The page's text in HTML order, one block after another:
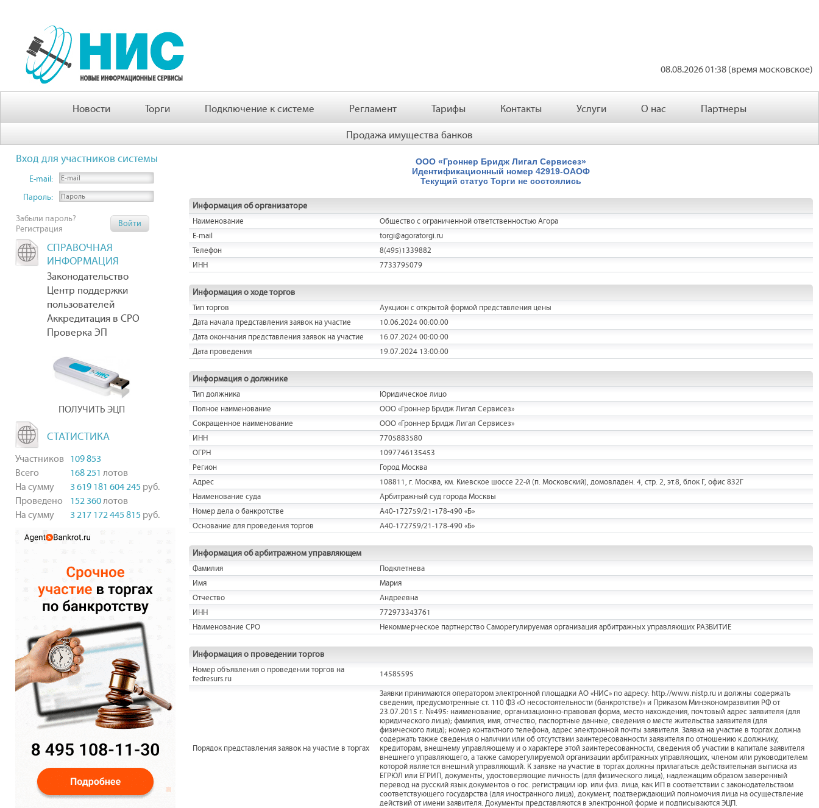
08.08.2026 01:38 (время московское)
Новости Торги Подключение к системе Регламент Тарифы Контакты Услуги О нас Партнеры
Продажа имущества банков
Вход для участников системы
E-mail:
Пароль:
Забыли пароль?
Регистрация
СПРАВОЧНАЯ
ИНФОРМАЦИЯ
Законодательство
Центр поддержки
пользователей
Аккредитация в СРО
Проверка ЭП
ПОЛУЧИТЬ ЭЦП
СТАТИСТИКА
Участников 109 853
Всего
168 251 лотов
На сумму
3 619 181 604 245 руб.
Проведено
152 360лотов
На сумму
3 217 172 445 815 руб.
ООО «Гроннер Бридж Лигал Сервисез»
Идентификационный номер 42919-ОАОФ
Текущий статус Торги не состоялись
Информация об организаторе
Наименование
Общество с ограниченной ответственностью Агора
E-mail
torgi@agoratorgi.ru
Телефон
8(495)1339882
ИНН
7733795079
Информация о ходе торгов
Тип торгов
Аукцион с открытой формой представления цены
Дата начала представления заявок на участие
10.06.2024 00:00:00
Дата окончания представления заявок на участие
16.07.2024 00:00:00
Дата проведения
19.07.2024 13:00:00
Информация о должнике
Тип должника
Юридическое лицо
Полное наименование
ООО «Гроннер Бридж Лигал Сервисез»
Сокращенное наименование
ООО «Гроннер Бридж Лигал Сервисез»
ИНН
7705883580
ОГРН
1097746135453
Регион
Город Москва
Адрес
108811, г. Москва, км. Киевское шоссе 22-й (п. Московский), домовладен. 4, стр. 2, эт.8, блок Г, офис 832Г
Наименование суда
Арбитражный суд города Москвы
Номер дела о банкротстве
А40-172759/21-178-490 «Б»
Основание для проведения торгов
А40-172759/21-178-490 «Б»
Информация об арбитражном управляющем
Фамилия
Подклетнева
Имя
Мария
Отчество
Андреевна
ИНН
772973343761
Наименование СРО
Некоммерческое партнерство Саморегулируемая организация арбитражных управляющих РАЗВИТИЕ
Информация о проведении торгов
Номер объявления о проведении торгов на
fedresurs.ru
14585595
Порядок представления заявок на участие в торгах
Заявки принимаются оператором электронной площадки АО «НИС» по адресу: http://www.nistp.ru и должны содержать
сведения, предусмотренные ст. 110 ФЗ «О несостоятельности (банкротстве)» и Приказом Минэкономразвития РФ от
23.07.2015 г. №495: наименование, организационно-правовая форма, место нахождения, почтовый адрес заявителя (для
юридического лица); фамилия, имя, отчество, паспортные данные, сведения о месте жительства заявителя (для
физического лица); номер контактного телефона, адрес электронной почты заявителя. Заявка на участие в торгах должна
содержать также сведения о наличии или об отсутствии заинтересованности заявителя по отношению к должнику,
кредиторам, внешнему управляющему и о характере этой заинтересованности, сведения об участии в капитале заявителя
внешнего управляющего, а также саморегулируемой организации арбитражных управляющих, членом или руководителем
которой является внешний управляющий. К заявке на участие в торгах должны прилагаться: действительная выписка из
ЕГРЮЛ или ЕГРИП, документы, удостоверяющие личность (для физического лица), надлежащим образом заверенный
перевод на русский язык документов о гос. регистрации юр. или физ. лица, как ИП в соответствии с законодательством
соответствующего государства (для иностранного лица), документ, подтверждающий полномочия лица на осуществление
действий от имени заявителя. Документы представляются в электронной форме и подписываются ЭЦП.